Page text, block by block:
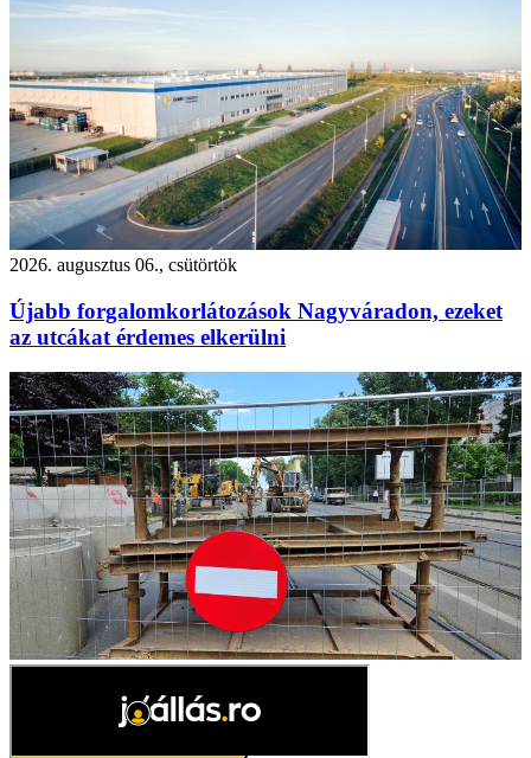
2026. augusztus 06., csütörtök
Újabb forgalomkorlátozások Nagyváradon, ezeket
az utcákat érdemes elkerülni